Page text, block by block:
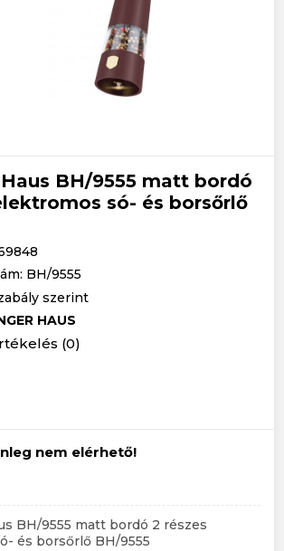
BH/9555 matt bordó
só- és borsőrlő
BH/9555
szerint
HAUS
(0)
nem elérhető!
BH/9555 matt bordó 2 részes
és borsőrlő BH/9555